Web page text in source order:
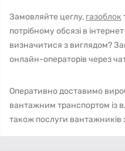
Замовляйте цеглу, газоблок
потрібному обсязі в
визначитися з виглядом?
онлайн-операторів через
Оперативно доставимо
вантажним транспортом із
також послуги